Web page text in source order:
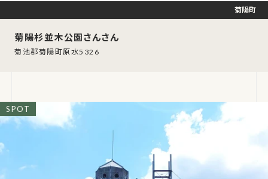
菊陽杉並木公園さんさん
菊池郡菊陽町原水5326
菊陽町